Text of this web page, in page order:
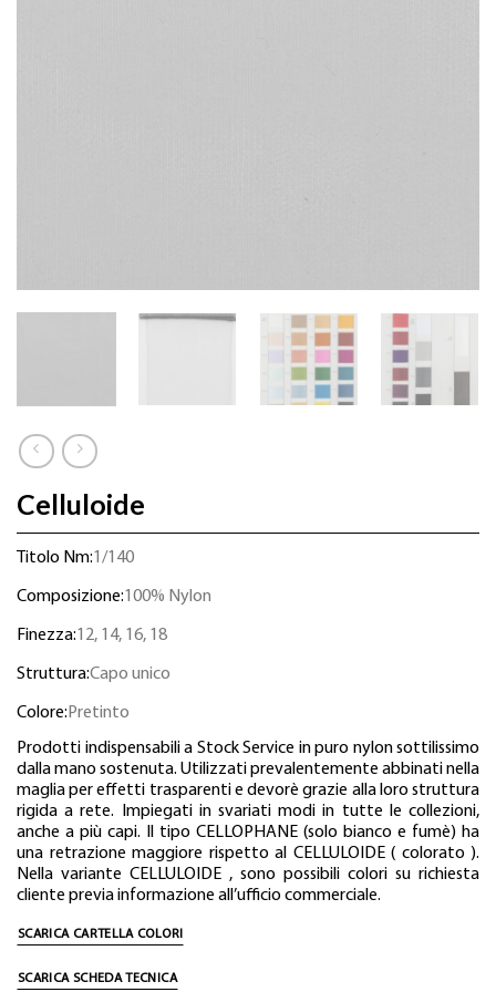
Celluloide
Titolo Nm:1/140
Composizione:100% Nylon
Finezza:12, 14, 16, 18
Struttura:Capo unico
Colore:Pretinto
Prodotti indispensabili a Stock Service in puro nylon sottilissimo
dalla mano sostenuta. Utilizzati prevalentemente abbinati nella
maglia per effetti trasparenti e devorè grazie alla loro struttura
rigida a rete. Impiegati in svariati modi in tutte le collezioni,
anche a più capi. Il tipo CELLOPHANE (solo bianco e fumè) ha
una retrazione maggiore rispetto al CELLULOIDE ( colorato ).
Nella variante CELLULOIDE , sono possibili colori su richiesta
cliente previa informazione all’ufficio commerciale.
SCARICA CARTELLA COLORI
SCARICA SCHEDA TECNICA